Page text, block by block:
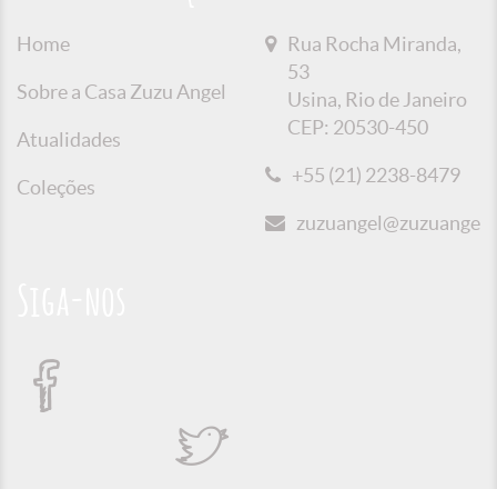
Home
Sobre a Casa Zuzu Angel
Atualidades
Coleções
Rua Rocha Miranda,
53
Usina, Rio de Janeiro
CEP: 20530-450
+55 (21) 2238-8479